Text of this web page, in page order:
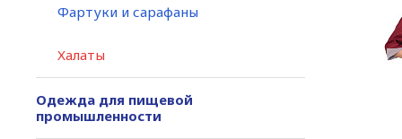
Фартуки и сарафаны
Халаты
Одежда для пищевой
промышленности